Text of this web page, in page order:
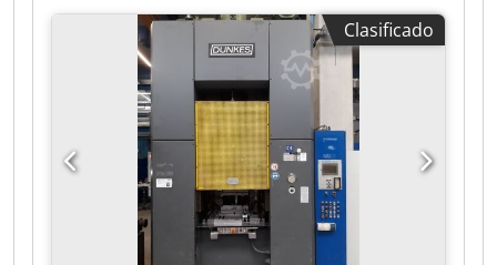
SICK, modelo LVU 1106-0021 +++ ¡Atención: la
máquina forma parte de una subasta en línea!
+++ Chodpfx Ahjzkav Doasa
Clasificado